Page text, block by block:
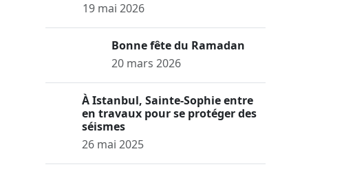
19 mai 2026
Bonne fête du Ramadan
20 mars 2026
À Istanbul, Sainte-Sophie entre
en travaux pour se protéger des
séismes
26 mai 2025